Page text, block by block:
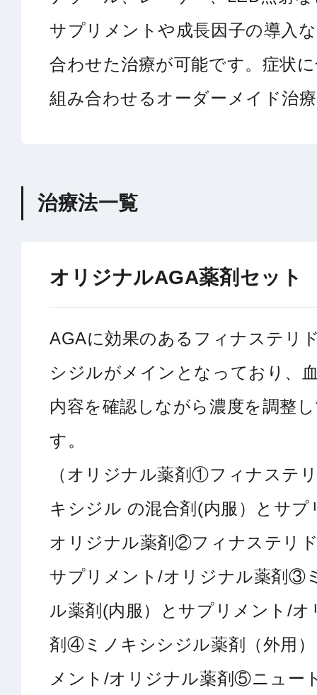
サプリメントや成長因子の導入
合わせた治療が可能です。症状
組み合わせるオーダーメイド治
治療法一覧
オリジナルAGA薬剤セット
AGAに効果のあるフィナステリ
シジルがメインとなっており、
内容を確認しながら濃度を調整
す。
（オリジナル薬剤①フィナステ
キシジル の混合剤(内服）とサプ
オリジナル薬剤②フィナステリ
サプリメント/オリジナル薬剤③
ル薬剤(内服）とサプリメント/オ
剤④ミノキシシジル薬剤（外用
メント/オリジナル薬剤⑤ニュー